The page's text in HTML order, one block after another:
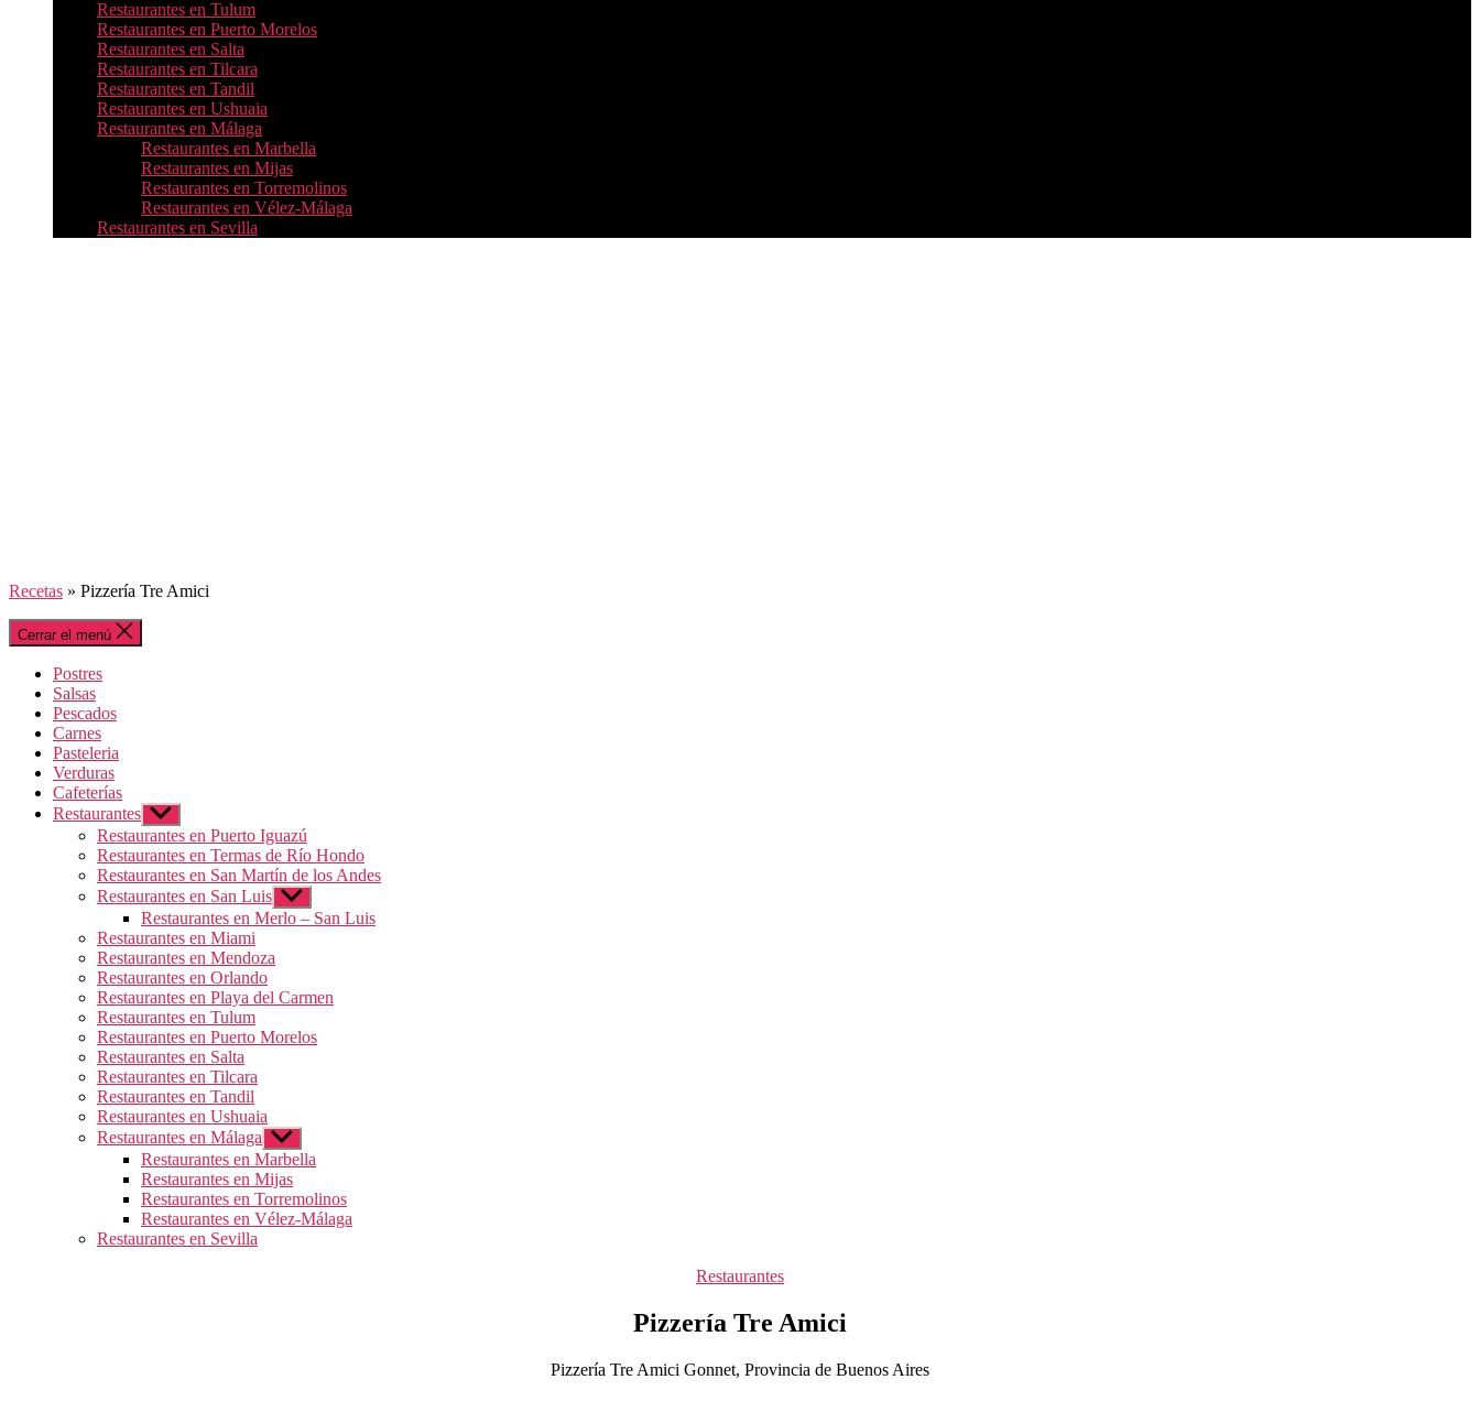
Restaurantes en Tulum
Restaurantes en Puerto Morelos
Restaurantes en Salta
Restaurantes en Tilcara
Restaurantes en Tandil
Restaurantes en Ushuaia
Restaurantes en Málaga
Restaurantes en Marbella
Restaurantes en Mijas
Restaurantes en Torremolinos
Restaurantes en Vélez-Málaga
Restaurantes en Sevilla
Recetas » Pizzería Tre Amici
Cerrar el menú
Postres
Salsas
Pescados
Carnes
Pasteleria
Verduras
Cafeterías
Restaurantes Mostrar
el
submenú
Restaurantes en Puerto Iguazú
Restaurantes en Termas de Río Hondo
Restaurantes en San Martín de los Andes
Restaurantes en San Luis Mostrar
el
submenú
Restaurantes en Merlo – San Luis
Restaurantes en Miami
Restaurantes en Mendoza
Restaurantes en Orlando
Restaurantes en Playa del Carmen
Restaurantes en Tulum
Restaurantes en Puerto Morelos
Restaurantes en Salta
Restaurantes en Tilcara
Restaurantes en Tandil
Restaurantes en Ushuaia
Restaurantes en Málaga Mostrar
el
submenú
Restaurantes en Marbella
Restaurantes en Mijas
Restaurantes en Torremolinos
Restaurantes en Vélez-Málaga
Restaurantes en Sevilla
Categorías
Restaurantes
Pizzería Tre Amici
Pizzería Tre Amici Gonnet, Provincia de Buenos Aires